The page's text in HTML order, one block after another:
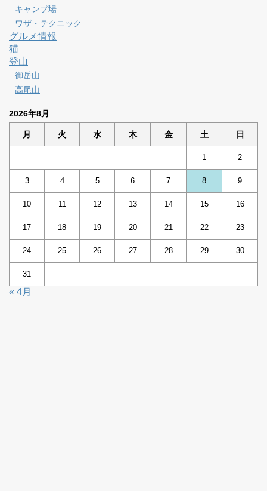
キャンプ場
ワザ・テクニック
グルメ情報
猫
登山
御岳山
高尾山
2026年8月
月 火 水 木 金 土 日
1 2
3 4 5 6 7 8 9
10 11 12 13 14 15 16
17 18 19 20 21 22 23
24 25 26 27 28 29 30
31
« 4月